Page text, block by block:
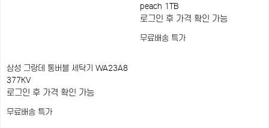
peach 1TB
로그인 후 가격 확인 가능
무료배송 특가
삼성 그랑데 통버블 세탁기 WA23A8
377KV
로그인 후 가격 확인 가능
무료배송 특가